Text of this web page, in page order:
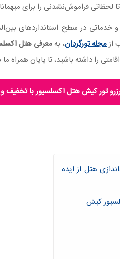
خدماتی در سطح استانداردهای
ازمجله تورگردان، بهمعرفی هتل
را داشته باشید، تا پایان همراه ما
تور کیش هتل اکسلسیور با تخفیف
هتل از ایده
کیش